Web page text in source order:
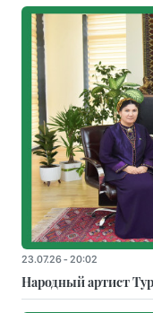
23.07.26 - 20:02
Народный артист